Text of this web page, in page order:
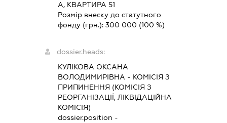
А, КВАРТИРА 51
Розмір внеску до статутного
фонду (грн.): 300 000 (100 %)
dossier.heads:
КУЛІКОВА ОКСАНА
ВОЛОДИМИРІВНА - КОМІСІЯ З
ПРИПИНЕННЯ (КОМІСІЯ З
РЕОРГАНІЗАЦІЇ, ЛІКВІДАЦІЙНА
КОМІСІЯ)
dossier.position -